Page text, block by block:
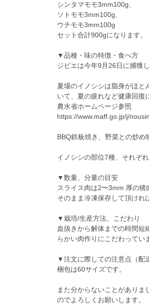
シンタマモモ3mm100g、
ソトモモ3mm100g、
ウチモモ3mm100g
セット合計900gになります。
▼品種・味の特徴・食べ方
ジビエは今年9月26日に捕獲
夏場のイノシシは脂身がほと
いて、夏の疲れなど健康回復
農水省ホームページ参照
https://www.maff.go.jp/j/
BBQ鉄板焼き、野菜との炒め
イノシシの部位7種、それぞ
▼数量、分量の目安
スライス肉は2〜3mm 厚の猪
そのまま冷凍保存して頂けれ
▼栽培/生産方法、こだわり
血抜きから解体までの時間短
らかい肉作りにこだわってい
▼注文に際しての注意点（配
梱包は60サイズです。
また分からないことがあり
のでよろしくお願いします。